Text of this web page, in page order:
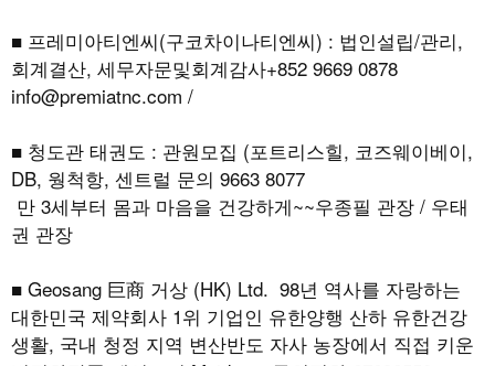
■ 프레미아티엔씨(구코차이나티엔씨) : 법인설립/관리,
회계결산, 세무자문및회계감사+852 9669 0878
info@premiatnc.com /
■ 청도관 태권도 : 관원모집 (포트리스힐, 코즈웨이베이,
DB, 웡척항, 센트럴 문의 9663 8077
만 3세부터 몸과 마음을 건강하게~~우종필 관장 / 우태
권 관장
■ Geosang 巨商 거상 (HK) Ltd. 98년 역사를 자랑하는
대한민국 제약회사 1위 기업인 유한양행 산하 유한건강
생활, 국내 청정 지역 변산반도 자사 농장에서 직접 키운